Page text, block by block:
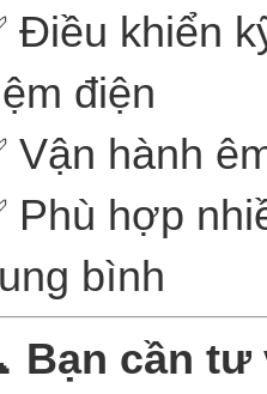
Điều khiển
điện
Vận hành
Phù hợp
bình
Bạn cần